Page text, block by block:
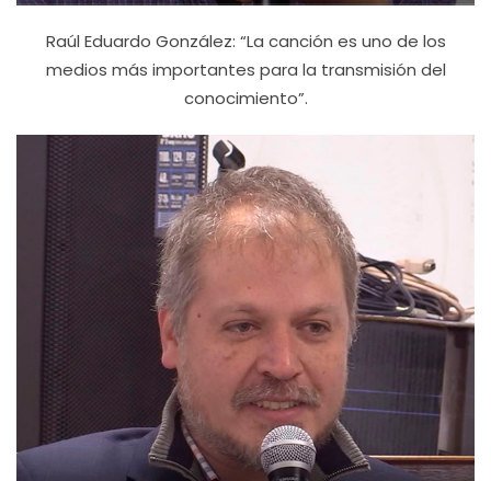
Raúl Eduardo González: “La canción es uno de los
medios más importantes para la transmisión del
conocimiento”.